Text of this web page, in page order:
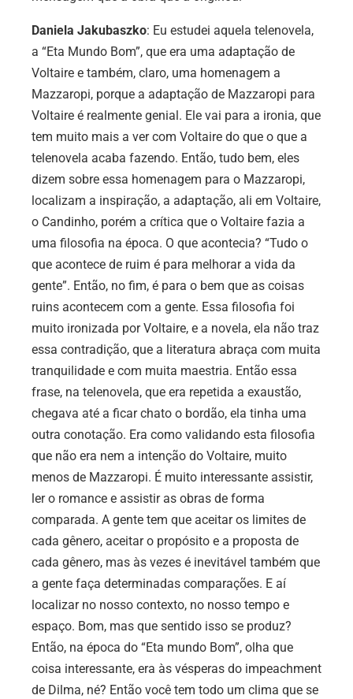
Daniela Jakubaszko: Eu estudei aquela telenovela,
a “Eta Mundo Bom”, que era uma adaptação de
Voltaire e também, claro, uma homenagem a
Mazzaropi, porque a adaptação de Mazzaropi para
Voltaire é realmente genial. Ele vai para a ironia, que
tem muito mais a ver com Voltaire do que o que a
telenovela acaba fazendo. Então, tudo bem, eles
dizem sobre essa homenagem para o Mazzaropi,
localizam a inspiração, a adaptação, ali em Voltaire,
o Candinho, porém a crítica que o Voltaire fazia a
uma filosofia na época. O que acontecia? “Tudo o
que acontece de ruim é para melhorar a vida da
gente”. Então, no fim, é para o bem que as coisas
ruins acontecem com a gente. Essa filosofia foi
muito ironizada por Voltaire, e a novela, ela não traz
essa contradição, que a literatura abraça com muita
tranquilidade e com muita maestria. Então essa
frase, na telenovela, que era repetida a exaustão,
chegava até a ficar chato o bordão, ela tinha uma
outra conotação. Era como validando esta filosofia
que não era nem a intenção do Voltaire, muito
menos de Mazzaropi. É muito interessante assistir,
ler o romance e assistir as obras de forma
comparada. A gente tem que aceitar os limites de
cada gênero, aceitar o propósito e a proposta de
cada gênero, mas às vezes é inevitável também que
a gente faça determinadas comparações. E aí
localizar no nosso contexto, no nosso tempo e
espaço. Bom, mas que sentido isso se produz?
Então, na época do “Eta mundo Bom”, olha que
coisa interessante, era às vésperas do impeachment
de Dilma, né? Então você tem todo um clima que se